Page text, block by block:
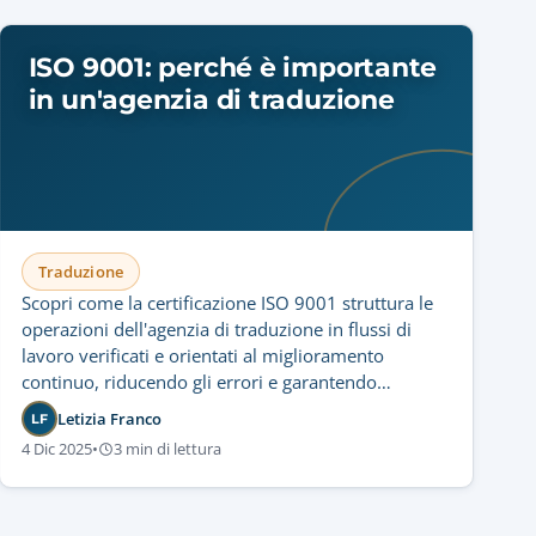
ISO 9001: perché è importante
in un'agenzia di traduzione
Traduzione
Scopri come la certificazione ISO 9001 struttura le
operazioni dell'agenzia di traduzione in flussi di
lavoro verificati e orientati al miglioramento
continuo, riducendo gli errori e garantendo
consegne coerenti e affidabili.
LF Letizia Franco
4 Dic 2025• 3 min di lettura